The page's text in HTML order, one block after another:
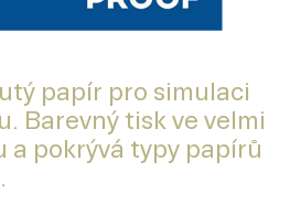
papír pro simulaci
Barevný tisk ve velmi
a pokrývá typy papírů